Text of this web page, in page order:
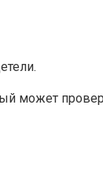
может